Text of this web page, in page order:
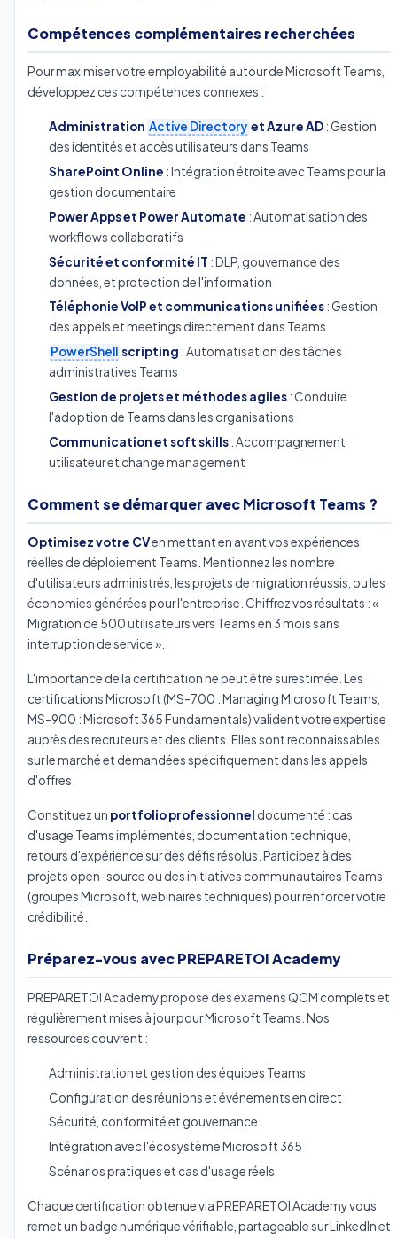
Compétences complémentaires recherchées
Pour maximiser votre employabilité autour de Microsoft Teams,
développez ces compétences connexes :
Administration Active Directory et Azure AD: Gestion
des identités et accès utilisateurs dans Teams
SharePoint Online : Intégration étroite avec Teams pour la
gestion documentaire
Power Apps et Power Automate : Automatisation des
workflows collaboratifs
Sécurité et conformité IT : DLP, gouvernance des
données, et protection de l'information
Téléphonie VoIP et communications unifiées: Gestion
des appels et meetings directement dans Teams
PowerShell scripting : Automatisation des tâches
administratives Teams
Gestion de projets et méthodes agiles: Conduire
l'adoption de Teams dans les organisations
Communication et soft skills: Accompagnement
utilisateur et change management
Comment se démarquer avec Microsoft Teams ?
Optimisez votre CVen mettant en avant vos expériences
réelles de déploiement Teams. Mentionnez les nombre
d'utilisateurs administrés, les projets de migration réussis, ou les
économies générées pour l'entreprise. Chiffrez vos résultats : «
Migration de 500 utilisateurs vers Teams en 3 mois sans
interruption de service ».
L'importance de la certification ne peut être surestimée. Les
certifications Microsoft (MS-700 : Managing Microsoft Teams,
MS-900 : Microsoft 365 Fundamentals) valident votre expertise
auprès des recruteurs et des clients. Elles sont reconnaissables
sur le marché et demandées spécifiquement dans les appels
d'offres.
Constituez un portfolio professionnel documenté : cas
d'usage Teams implémentés, documentation technique,
retours d'expérience sur des défis résolus. Participez à des
projets open-source ou des initiatives communautaires Teams
(groupes Microsoft, webinaires techniques) pour renforcer votre
crédibilité.
Préparez-vous avec PREPARETOI Academy
PREPARETOI Academy propose des examens QCM complets et
régulièrement mises à jour pour Microsoft Teams. Nos
ressources couvrent :
Administration et gestion des équipes Teams
Configuration des réunions et événements en direct
Sécurité, conformité et gouvernance
Intégration avec l'écosystème Microsoft 365
Scénarios pratiques et cas d'usage réels
Chaque certification obtenue via PREPARETOI Academy vous
remet un badge numérique vérifiable, partageable sur LinkedIn et